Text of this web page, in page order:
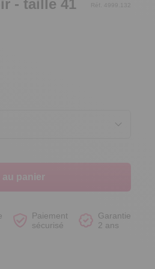
- taille 41 Réf. 4999.132
panier
Paiement
sécurisé
Garantie
2 ans